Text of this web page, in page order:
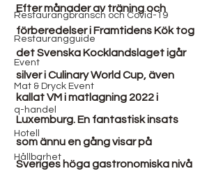
Restaurangbransch och Covid-19
Restaurangguide
Event
Mat & Dryck Event
q-handel
Hotell
Hållbarhet
Efter månader av träning och
förberedelser i Framtidens Kök tog
det Svenska Kocklandslaget igår
silver i Culinary World Cup, även
kallat VM i matlagning 2022 i
Luxemburg. En fantastisk insats
som ännu en gång visar på
Sveriges höga gastronomiska nivå